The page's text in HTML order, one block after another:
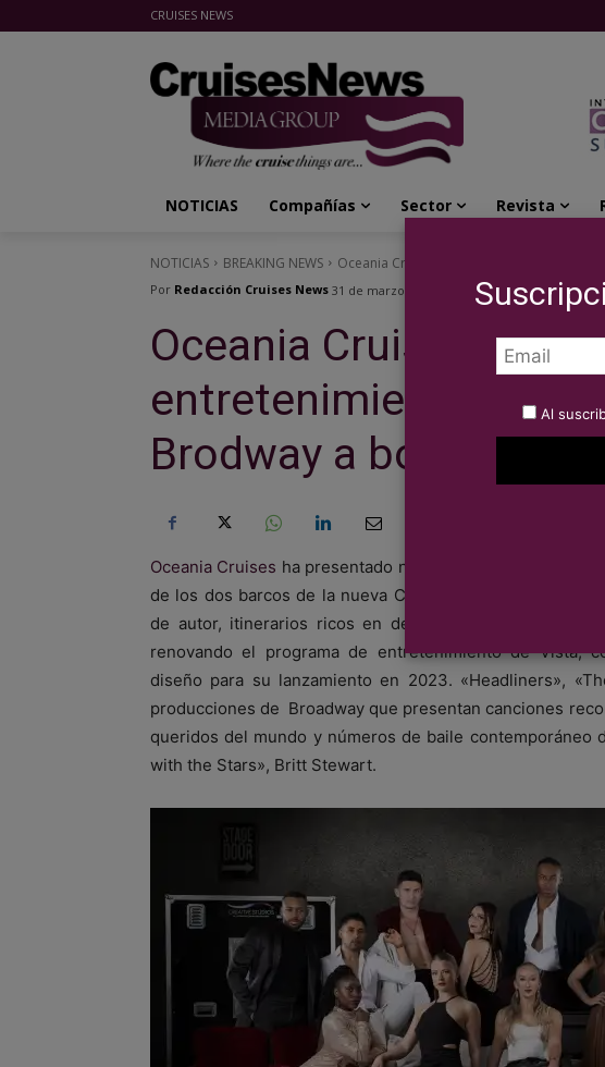
CRUISES NEWS
NOTICIAS Compañías Sector Revista
NOTICIAS BREAKING NEWS Oceania Cruises innova en su
Por Redacción Cruises News 31 de marzo de 2023
Oceania Cruises
entretenimiento con
Brodway a bordo del
Oceania Cruises ha presentado nuevas opciones de
de los dos barcos de la nueva Clase Allura. Además de
de autor, itinerarios ricos en destinos y el alojamiento
renovando el programa de entretenimiento de Vista,
diseño para su lanzamiento en 2023. «Headliners»,
producciones de Broadway que presentan canciones
queridos del mundo y números de baile contemporáneo
with the Stars», Britt Stewart.
Al